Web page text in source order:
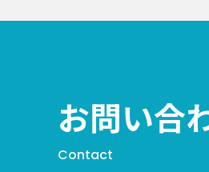
お問い合
Contact